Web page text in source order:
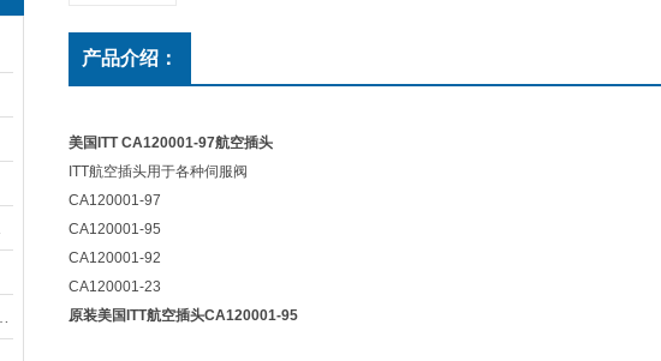
产品介绍：
美国ITT CA120001-97航空插头
ITT航空插头用于各种伺服阀
CA120001-97
CA120001-95
CA120001-92
CA120001-23
原装美国ITT航空插头CA120001-95